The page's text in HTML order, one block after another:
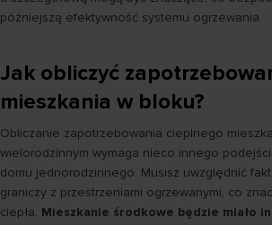
późniejszą efektywność systemu ogrzewania.
Jak obliczyć
mieszkania w bloku?
Obliczanie zapotrzebowania cieplnego
wielorodzinnym wymaga nieco innego
domu jednorodzinnego. Musisz uwzględnić
graniczy z przestrzeniami ogrzewanymi, co
ciepła. Mieszkanie środkowe będzie miało